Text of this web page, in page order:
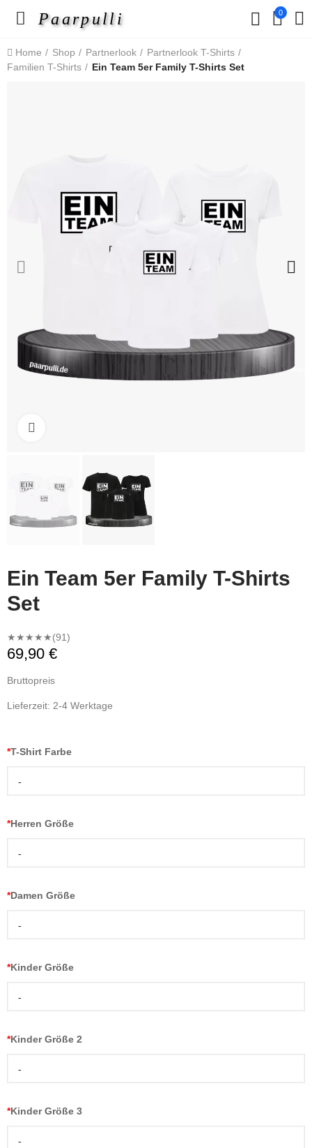
Paarpulli 0
Home Shop Partnerlook
Partnerlook T-Shirts
Familien T-Shirts
Ein Team 5er Family T-Shirts Set
Ein Team 5er Family T-Shirts
Set
★★★★★(91)
69,90 €
Bruttopreis
Lieferzeit: 2-4 Werktage
*T-Shirt Farbe
-
*Herren Größe
-
*Damen Größe
-
*Kinder Größe
-
*Kinder Größe 2
-
*Kinder Größe 3
-